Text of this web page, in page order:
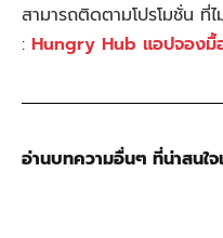
สามารถติดตามโปรโมชั่น
: Hungry Hub แอปจองมื้
อ่านบทความอื่นๆ ที่น่าสนใ